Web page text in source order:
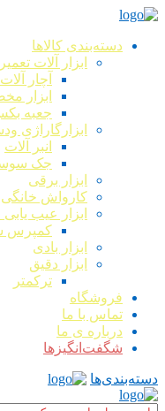
دسته‌بندی کالاها
ابزار آلات
آچار آلات
ابزار
جعبه
ابزارگاراژی
انبر آلات
جک
ابزار برقی
کارواش خانگی
ابزار عیب
کمپرس
ابزار بادی
ابزار دقیق
ترکمتر
فروشگاه
تماس با ما
درباره ی ما
شگفت‌انگیزها
دسته‌بندی‌ها